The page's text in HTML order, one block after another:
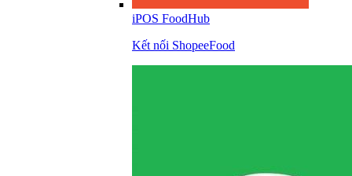
iPOS FoodHub
Kết nối ShopeeFood